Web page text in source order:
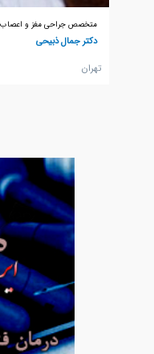
متخصص جراحی مغز و اعصاب
دکتر جمال ذبیحی
تهران